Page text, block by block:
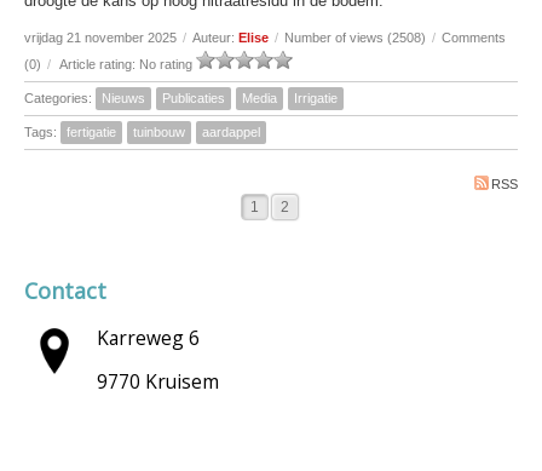
vrijdag 21 november 2025 / Auteur: Elise / Number of views (2508) / Comments
(0) / Article rating: No rating
Categories: Nieuws Publicaties Media Irrigatie
Tags: fertigatie tuinbouw aardappel
RSS
1 2
Contact
Karreweg 6
9770 Kruisem